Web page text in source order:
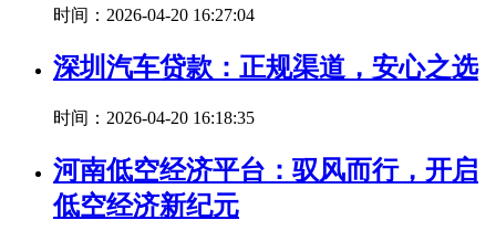
时间：2026-04-20 16:27:04
深圳汽车贷款：正规渠道，安心之选
时间：2026-04-20 16:18:35
河南低空经济平台：驭风而行，开启
低空经济新纪元